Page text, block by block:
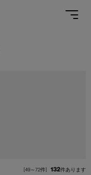
[49～72件] 132件あります